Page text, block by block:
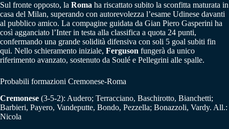
Sul fronte opposto, la Roma ha riscattato subito la sconfitta maturata in
casa del Milan, superando con autorevolezza l’esame Udinese davanti
al pubblico amico. La compagine guidata da Gian Piero Gasperini ha
così agganciato l’Inter in testa alla classifica a quota 24 punti,
confermando una grande solidità difensiva con soli 5 goal subiti fin
qui. Nello schieramento iniziale, Ferguson fungerà da unico
riferimento avanzato, sostenuto da Soulé e Pellegrini alle spalle.
Probabili formazioni Cremonese-Roma
Cremonese (3-5-2): Audero; Terracciano, Baschirotto, Bianchetti;
Barbieri, Payero, Vandeputte, Bondo, Pezzella; Bonazzoli, Vardy. All.:
Nicola